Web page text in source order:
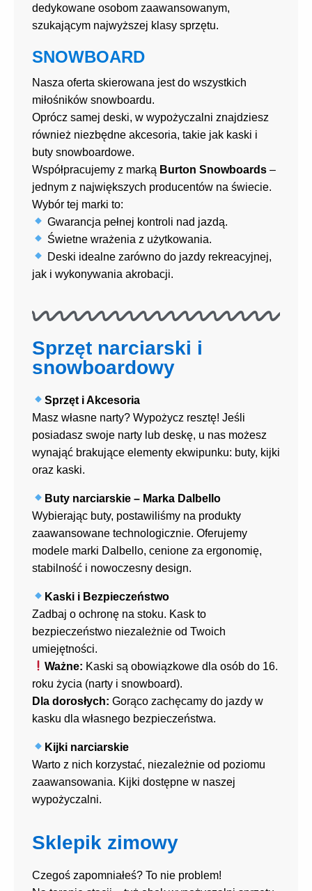
dedykowane osobom zaawansowanym,
szukającym najwyższej klasy sprzętu.
SNOWBOARD
Nasza oferta skierowana jest do wszystkich
miłośników snowboardu.
Oprócz samej deski, w wypożyczalni znajdziesz
również niezbędne akcesoria, takie jak kaski i
buty snowboardowe.
Współpracujemy z marką Burton Snowboards –
jednym z największych producentów na świecie.
Wybór tej marki to:
Gwarancja pełnej kontroli nad jazdą.
Świetne wrażenia z użytkowania.
Deski idealne zarówno do jazdy rekreacyjnej,
jak i wykonywania akrobacji.
Sprzęt narciarski i
snowboardowy
Sprzęt i Akcesoria
Masz własne narty? Wypożycz resztę! Jeśli
posiadasz swoje narty lub deskę, u nas możesz
wynająć brakujące elementy ekwipunku: buty, kijki
oraz kaski.
Buty narciarskie – Marka Dalbello
Wybierając buty, postawiliśmy na produkty
zaawansowane technologicznie. Oferujemy
modele marki Dalbello, cenione za ergonomię,
stabilność i nowoczesny design.
Kaski i Bezpieczeństwo
Zadbaj o ochronę na stoku. Kask to
bezpieczeństwo niezależnie od Twoich
umiejętności.
Ważne: Kaski są obowiązkowe dla osób do 16.
roku życia (narty i snowboard).
Dla dorosłych: Gorąco zachęcamy do jazdy w
kasku dla własnego bezpieczeństwa.
Kijki narciarskie
Warto z nich korzystać, niezależnie od poziomu
zaawansowania. Kijki dostępne w naszej
wypożyczalni.
Sklepik zimowy
Czegoś zapomniałeś? To nie problem!